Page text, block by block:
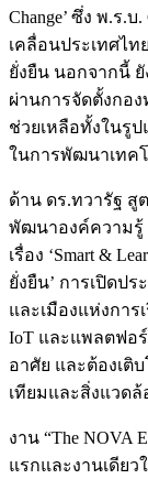
Change’ ซึ่ง พ.ร.
เคลื่อนประเทศไ
ยั่งยืน นอกจากนี้
ผ่านการจัดตั้งกอ
ช่วยเหลือทั้งในรู
ในการพัฒนาเทค
ด้าน ดร.ทวารัฐ สู
พัฒนาองค์ความรู้
เรื่อง ‘Smart &
ยั่งยืน’ การเปิดป
และเมืองแห่งการ
IoT และแพลตฟอ
อาศัย และต้องเติ
เทียมและสิ่งแวด
งาน “The NOVA
แรกและงานเดีย